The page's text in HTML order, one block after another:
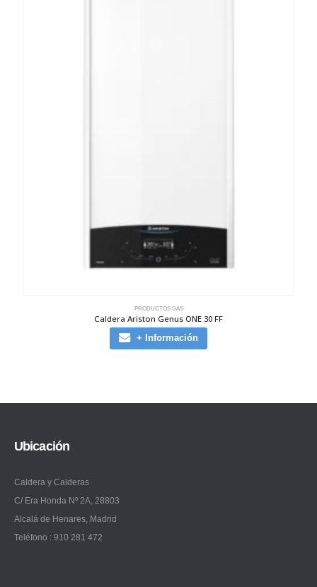
PRODUCTOS GAS
Caldera Ariston Genus ONE 30 FF
+ Información
Ubicación
Caldera y Calderas
C/ Era Honda Nº 2A, 28803
Alcalá de Henares, Madrid
Teléfono : 910 281 472